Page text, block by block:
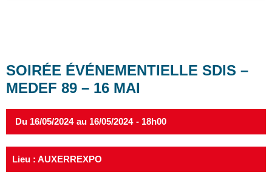
SOIRÉE ÉVÉNEMENTIELLE SDIS –
MEDEF 89 – 16 MAI
Du 16/05/2024 au 16/05/2024 - 18h00
Lieu : AUXERREXPO